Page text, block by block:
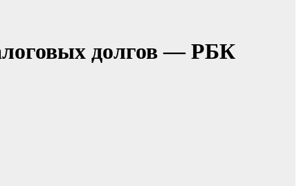
долгов — РБК